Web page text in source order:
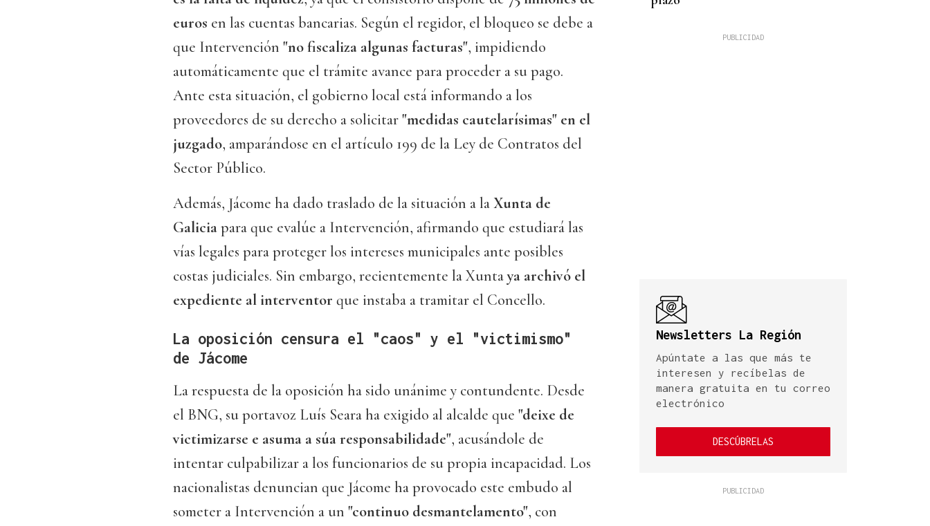
euros en las cuentas bancarias. Según el regidor, el bloqueo se debe a
que Intervención "no fiscaliza algunas facturas", impidiendo
automáticamente que el trámite avance para proceder a su pago.
Ante esta situación, el gobierno local está informando a los
proveedores de su derecho a solicitar"medidas cautelarísimas" en el
juzgado, amparándose en el artículo 199 de la Ley de Contratos del
Sector Público.
Además, Jácome ha dado traslado de la situación a laXunta de
Galiciapara que evalúe a Intervención, afirmando que estudiará las
vías legales para proteger los intereses municipales ante posibles
costas judiciales. Sin embargo, recientemente la Xuntaya archivó el
expediente al interventor que instaba a tramitar el Concello.
La oposición censura el "caos" y el "victimismo"
de Jácome
La respuesta de la oposición ha sido unánime y contundente. Desde
el BNG, su portavoz Luís Seara ha exigido al alcalde que "deixe de
victimizarse e asuma a súa responsabilidade", acusándole de
intentar culpabilizar a los funcionarios de su propia incapacidad. Los
nacionalistas denuncian que Jácome ha provocado este embudo al
someter a Intervención a un "continuo desmantelamento", con
Newsletters La Región
Apúntate a las que más te
interesen y recíbelas de
manera gratuita en tu correo
electrónico
DESCÚBRELAS